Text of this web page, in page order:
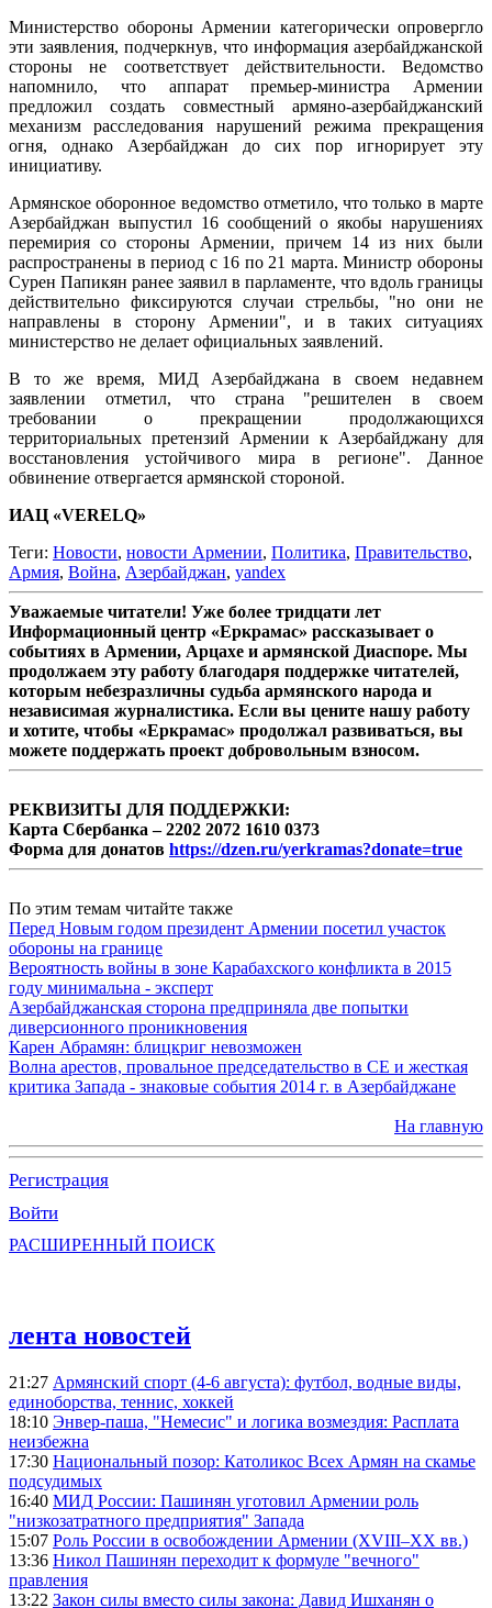
Министерство обороны Армении категорически опровергло
эти заявления, подчеркнув, что информация азербайджанской
стороны не соответствует действительности. Ведомство
напомнило, что аппарат премьер-министра Армении
предложил создать совместный армяно-азербайджанский
механизм расследования нарушений режима прекращения
огня, однако Азербайджан до сих пор игнорирует эту
инициативу.
Армянское оборонное ведомство отметило, что только в марте
Азербайджан выпустил 16 сообщений о якобы нарушениях
перемирия со стороны Армении, причем 14 из них были
распространены в период с 16 по 21 марта. Министр обороны
Сурен Папикян ранее заявил в парламенте, что вдоль границы
действительно фиксируются случаи стрельбы, "но они не
направлены в сторону Армении", и в таких ситуациях
министерство не делает официальных заявлений.
В то же время, МИД Азербайджана в своем недавнем
заявлении отметил, что страна "решителен в своем
требовании о прекращении продолжающихся
территориальных претензий Армении к Азербайджану для
восстановления устойчивого мира в регионе". Данное
обвинение отвергается армянской стороной.
ИАЦ «VERELQ»
Теги: Новости, новости Армении, Политика, Правительство,
Армия, Война, Азербайджан, yandex
Уважаемые читатели! Уже более тридцати лет
Информационный центр «Еркрамас» рассказывает о
событиях в Армении, Арцахе и армянской Диаспоре. Мы
продолжаем эту работу благодаря поддержке читателей,
которым небезразличны судьба армянского народа и
независимая журналистика. Если вы цените нашу работу
и хотите, чтобы «Еркрамас» продолжал развиваться, вы
можете поддержать проект добровольным взносом.
РЕКВИЗИТЫ ДЛЯ ПОДДЕРЖКИ:
Карта Сбербанка – 2202 2072 1610 0373
Форма для донатов https://dzen.ru/yerkramas?donate=true
По этим темам читайте также
Перед Новым годом президент Армении посетил участок
обороны на границе
Вероятность войны в зоне Карабахского конфликта в 2015
году минимальна - эксперт
Азербайджанская сторона предприняла две попытки
диверсионного проникновения
Карен Абрамян: блицкриг невозможен
Волна арестов, провальное председательство в СЕ и жесткая
критика Запада - знаковые события 2014 г. в Азербайджане
На главную
Регистрация
Войти
РАСШИРЕННЫЙ ПОИСК
лента новостей
21:27 Армянский спорт (4-6 августа): футбол, водные виды,
единоборства, теннис, хоккей
18:10 Энвер-паша, "Немесис" и логика возмездия: Расплата
неизбежна
17:30 Национальный позор: Католикос Всех Армян на скамье
подсудимых
16:40 МИД России: Пашинян уготовил Армении роль
"низкозатратного предприятия" Запада
15:07 Роль России в освобождении Армении (XVIII–XX вв.)
13:36 Никол Пашинян переходит к формуле "вечного"
правления
13:22 Закон силы вместо силы закона: Давид Ишханян о